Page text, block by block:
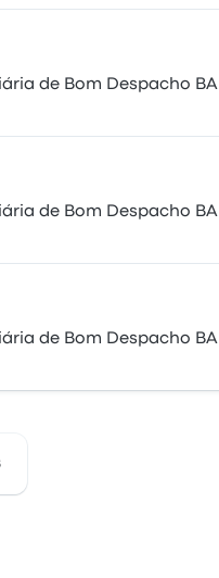
de Bom Despacho BA
de Bom Despacho BA
de Bom Despacho BA